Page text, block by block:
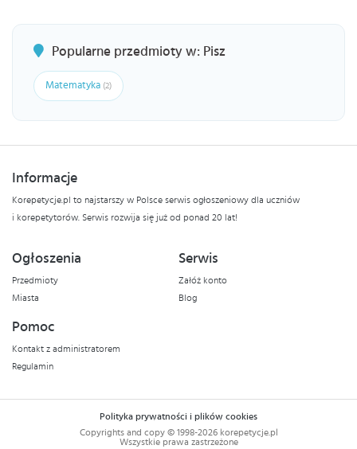
Popularne przedmioty w: Pisz
Matematyka (2)
Informacje
Korepetycje.pl to najstarszy w Polsce serwis ogłoszeniowy dla uczniów
i korepetytorów. Serwis rozwija się już od ponad 20 lat!
Ogłoszenia
Przedmioty
Miasta
Serwis
Załóż konto
Blog
Pomoc
Kontakt z administratorem
Regulamin
Polityka prywatności i plików cookies
Copyrights and copy © 1998-2026 korepetycje.pl
Wszystkie prawa zastrzeżone